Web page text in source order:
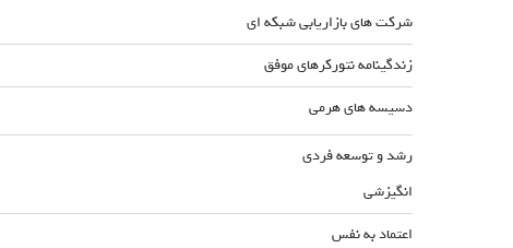
شرکت های بازاریابی شبکه ای
زندگینامه نتورکرهای موفق
دسیسه های هرمی
رشد و توسعه فردی
انگیزشی
اعتماد به نفس